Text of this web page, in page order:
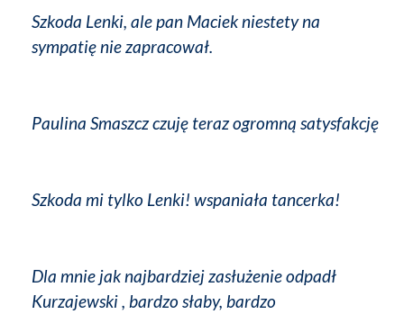
Szkoda Lenki, ale pan Maciek niestety na
sympatię nie zapracował.
Paulina Smaszcz czuję teraz ogromną satysfakcję
Szkoda mi tylko Lenki! wspaniała tancerka!
Dla mnie jak najbardziej zasłużenie odpadł
Kurzajewski , bardzo słaby, bardzo